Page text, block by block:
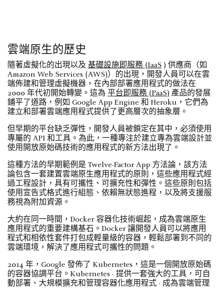
雲端原生的歷史
隨著虛擬化的出現以及 基礎設施即服務 (IaaS ) 供應商（如
Amazon Web Services (AWS)）的出現，開發人員可以在雲
端佈建和管理虛擬機器，在內部部署應用程式的做法在
2000 年代初開始轉變。這為 平台即服務 (PaaS) 產品的發展
鋪平了道路，例如 Google App Engine 和 Heroku，它們為
建立和部署雲端應用程式提供了更高層次的抽象層。
但早期的平台缺乏彈性，開發人員被鎖定在其中，必須使用
專屬的 API 和工具。為此，一種專注於建立專為雲端設計並
使用開放原始碼技術的應用程式的新方法出現了。
這種方法的早期範例是 Twelve-Factor App 方法論，該方法
論包含一套建置雲端原生應用程式的原則，這些應用程式經
過工程設計，具有可攜性、可擴充性和彈性。這些原則包括
使用宣告式格式進行組態、依賴無狀態進程，以及將支援服
務視為附加資源。
大約在同一時間，Docker 容器化技術崛起，成為雲端原生
應用程式的重要建構基石。Docker 讓開發人員可以將應用
程式和相依性套件打包成輕量級的容器，輕鬆部署到不同的
雲端環境，解決了應用程式可攜性的問題。
2014 年，Google 發佈了 Kubernetes，這是一個開放原始碼
的容器協調平台。Kubernetes - 提供一套強大的工具，可自
動部署、大規模擴充和管理容器化應用程式 - 成為雲端管理